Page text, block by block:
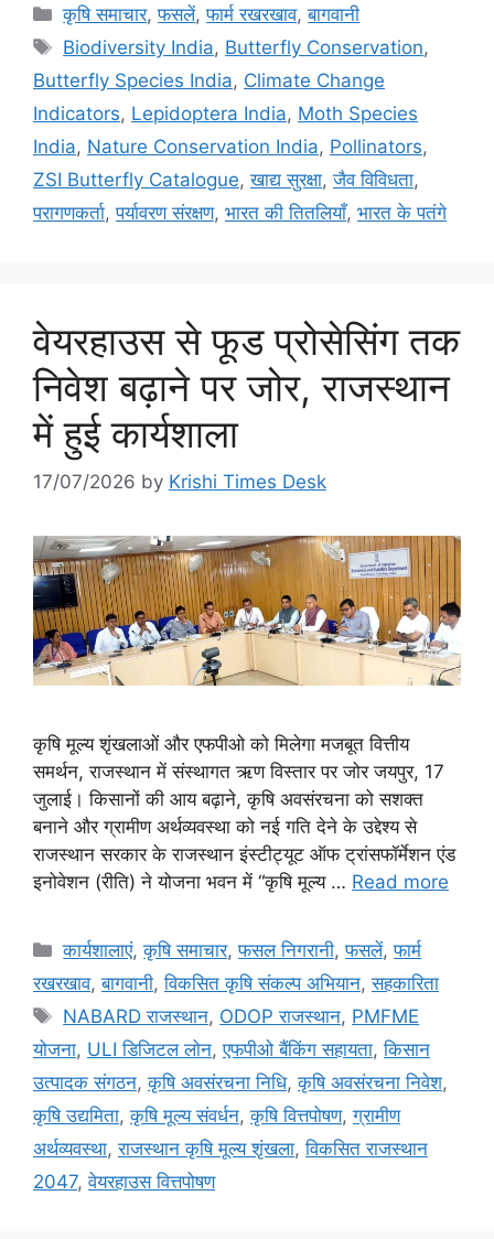
कृषि समाचार,फसलें,फार्म रखरखाव,बागवानी
Biodiversity India, Butterfly Conservation,
Butterfly Species India, Climate Change
Indicators, Lepidoptera India, Moth Species
India, Nature Conservation India, Pollinators,
ZSI Butterfly Catalogue,खाद्य सुरक्षा,जैव विविधता,
परागणकर्ता,पर्यावरण संरक्षण, भारत की तितलियाँ, भारत के पतंगे
वेयरहाउस से फूड प्रोसेसिंग तक
निवेश बढ़ाने पर जोर, राजस्थान
में हुई कार्यशाला
17/07/2026 by Krishi Times Desk
कृषि मूल्य शृंखलाओं और एफपीओ को मिलेगा मजबूत वित्तीय
समर्थन, राजस्थान में संस्थागत ऋण विस्तार पर जोर जयपुर, 17
जुलाई। किसानों की आय बढ़ाने, कृषि अवसंरचना को सशक्त
बनाने और ग्रामीण अर्थव्यवस्था को नई गति देने के उद्देश्य से
राजस्थान सरकार के राजस्थान इंस्टीट्यूट ऑफ ट्रांसफॉर्मेशन एंड
इनोवेशन (रीति) ने योजना भवन में “कृषि मूल्य … Read more
कार्यशालाएं,कृषि समाचार,फसल निगरानी,फसलें,फार्म
रखरखाव,बागवानी,विकसित कृषि संकल्प अभियान,सहकारिता
NABARD राजस्थान, ODOP राजस्थान, PMFME
योजना, ULI डिजिटल लोन,एफपीओ बैंकिंग सहायता,किसान
उत्पादक संगठन,कृषि अवसंरचना निधि,कृषि अवसंरचना निवेश,
कृषि उद्यमिता,कृषि मूल्य संवर्धन,कृषि वित्तपोषण,ग्रामीण
अर्थव्यवस्था,राजस्थान कृषि मूल्य शृंखला,विकसित राजस्थान
2047,वेयरहाउस वित्तपोषण